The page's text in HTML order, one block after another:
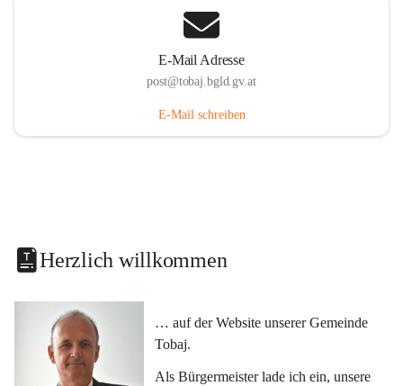
E-Mail Adresse
post@tobaj.bgld.gv.at
E-Mail schreiben
Herzlich willkommen
… auf der Website unserer Gemeinde
Tobaj.
Als Bürgermeister lade ich ein, unsere